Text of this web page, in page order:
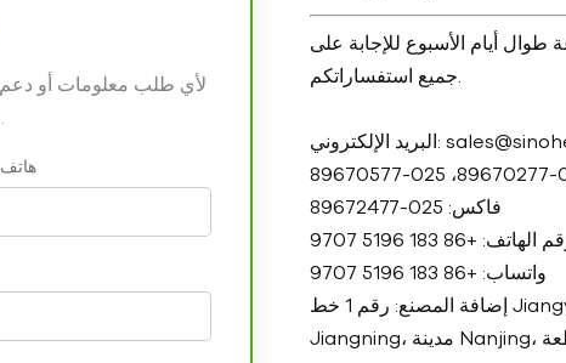
لأي طلب معلومات أو دعم
أيام الأسبوع للإجابة على
فاكس: 025-89672477
الهاتف: +86 183 5196 9707
واتساب: +86 183 5196 9707
إضافة المصنع: رقم 1 خط Jiangyang، مجتمع Hongqi، شارع Hengxi، منطقة